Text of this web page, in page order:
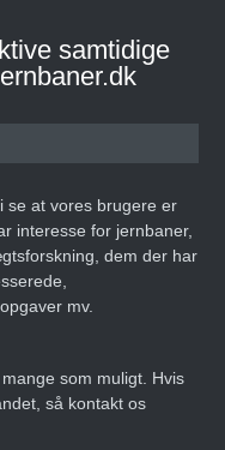
samtidige
se at vores brugere er
interesse for jernbaner,
dem der har
mv.
som muligt. Hvis
så kontakt os